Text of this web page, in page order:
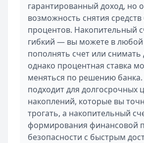
гарантированный доход, но
возможность снятия
процентов. Накопительный
гибкий — вы можете в
пополнять счет или снимать
однако процентная ставка
меняться по решению банка.
подходит для долгосрочных
накоплений, которые вы
трогать, а накопительный
формирования финансовой
безопасности с быстрым